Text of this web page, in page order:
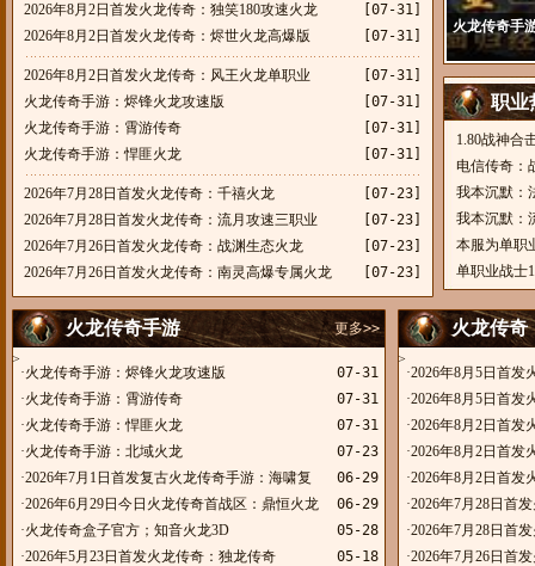
[07-31]
2026年8月2日首发火龙传奇：独笑180攻速火龙
[07-31]
2026年8月2日首发火龙传奇：烬世火龙高爆版
[07-31]
2026年8月2日首发火龙传奇：风王火龙单职业
[07-31]
火龙传奇手游：烬锋火龙攻速版
[07-31]
火龙传奇手游：霄游传奇
[07-31]
火龙传奇手游：悍匪火龙
[07-23]
2026年7月28日首发火龙传奇：千禧火龙
[07-23]
2026年7月28日首发火龙传奇：流月攻速三职业
[07-23]
2026年7月26日首发火龙传奇：战渊生态火龙
[07-23]
2026年7月26日首发火龙传奇：南灵高爆专属火龙
火龙传奇手
职业
1.80战神合
电信传奇：
我本沉默：
我本沉默：
本服为单职
奇手游下载
单职业战士
更多>>
火龙传奇手游
>
07-31
·火龙传奇手游：烬锋火龙攻速版
07-31
·火龙传奇手游：霄游传奇
07-31
·火龙传奇手游：悍匪火龙
07-23
·火龙传奇手游：北域火龙
06-29
·2026年7月1日首发复古火龙传奇手游：海啸复
古微变180
06-29
·2026年6月29日今日火龙传奇首战区：鼎恒火龙
05-28
·火龙传奇盒子官方；知音火龙3D
05-18
·2026年5月23日首发火龙传奇：独龙传奇
火龙传奇
>
·2026年8月5日首发
·2026年8月5日首发
器
·2026年8月2日首发
·2026年8月2日首发
·2026年8月2日首发
·2026年7月28日首
·2026年7月28日首
·2026年7月26日首